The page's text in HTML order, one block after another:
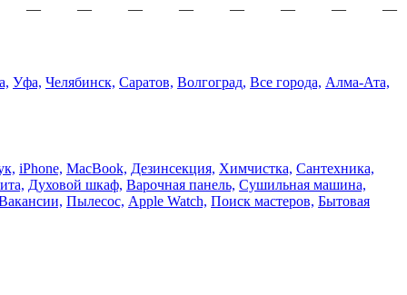
— — — — — — — —
Уфа, Челябинск, Саратов, Волгоград, Все города, Алма-Ата,
iPhone, MacBook, Дезинсекция, Химчистка, Сантехника,
Духовой шкаф, Варочная панель, Сушильная машина,
Пылесос, Apple Watch, Поиск мастеров, Бытовая